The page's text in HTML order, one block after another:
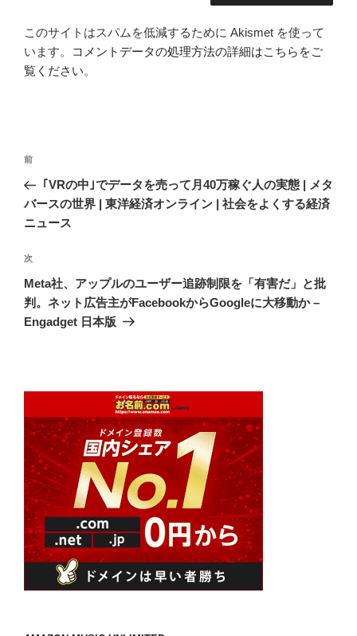
このサイトはスパムを低減するために Akismet を使って
います。
コメントデータの処理方法の詳細はこちらをご
覧ください。
投
ナ
ビ
ー
シ
ョ
ン
前
の
投
稿
前
｢VRの中｣でデータを売って月40万稼ぐ人の実態 | メタ
バースの世界 | 東洋経済オンライン | 社会をよくする経済
ニュース
次
の
投
稿
次
Meta社、アップルのユーザー追跡制限を「有害だ」と批
判。ネット広告主がFacebookからGoogleに大移動か –
Engadget 日本版